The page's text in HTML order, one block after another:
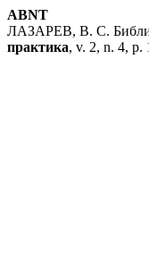
ABNT
ЛАЗАРЕВ, В. С.
практика, v. 2, n. 4, p.